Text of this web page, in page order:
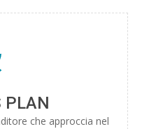
PLAN
che approccia nel